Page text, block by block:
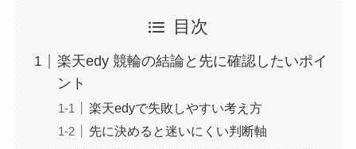
目次
楽天edy 競輪の結論と先に確認したいポイ
ント
楽天edyで失敗しやすい考え方
先に決めると迷いにくい判断軸